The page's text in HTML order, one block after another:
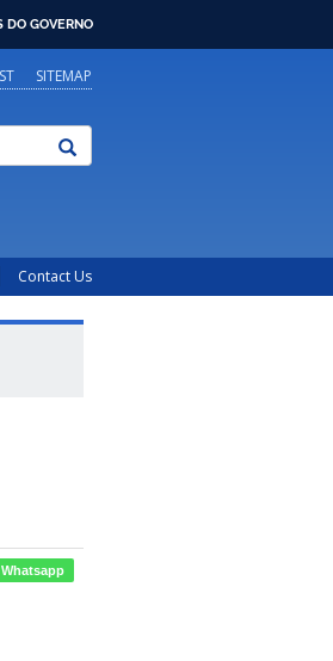
DO GOVERNO
SITEMAP
Contact Us